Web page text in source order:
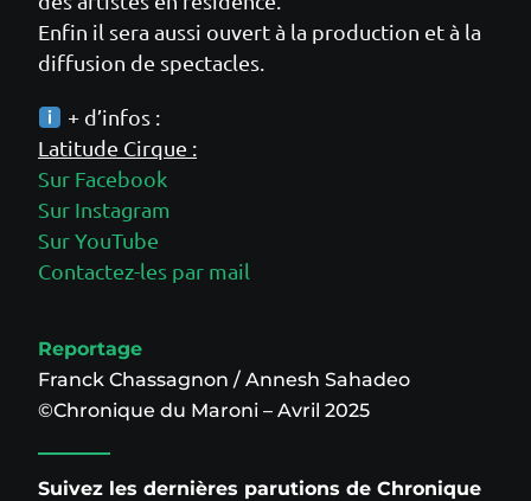
Enfin il sera aussi ouvert à la production et à la
diffusion de spectacles.
+ d’infos :
Latitude Cirque :
Sur Facebook
Sur Instagram
Sur YouTube
Contactez-les par mail
Reportage
Franck Chassagnon / Annesh Sahadeo
©Chronique du Maroni – Avril 2025
Suivez les dernières parutions de Chronique